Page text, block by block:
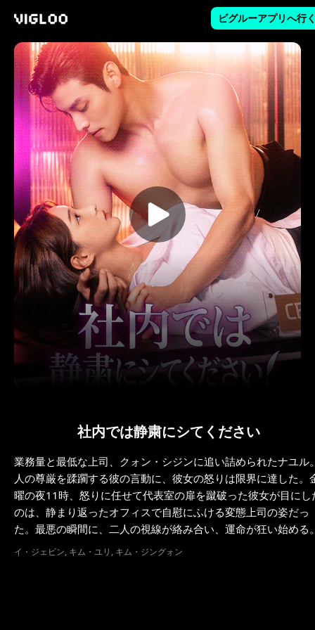
ビグルーアプリへ行
社内では静粛にシてください
業務量と最低な上司、クォン・シジンに追い詰められたナユル
人の尊厳を蹂躙する彼の言動に、彼女の怒りは限界に達した。
曜の夜11時、怒りに任せて代表室の扉を蹴破った彼女が目にし
のは、静まり返ったオフィスで自慰にふける変態上司の姿だっ
た。最悪の瞬間に、二人の視線が絡み合い、運命が狂い始める
イ・ジェビン, キム・ユリ, キム・ジングォン